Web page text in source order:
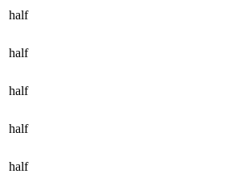
half
half
half
half
half